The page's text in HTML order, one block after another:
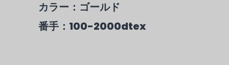
カラー：ゴールド
番手：100-2000dtex